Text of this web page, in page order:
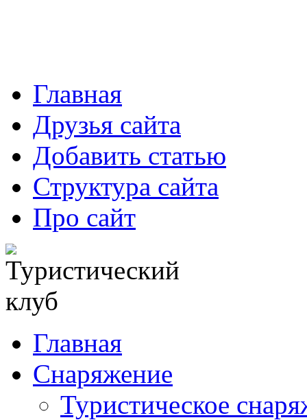
Главная
Друзья сайта
Добавить статью
Структура сайта
Про сайт
Главная
Снаряжение
Туристическое